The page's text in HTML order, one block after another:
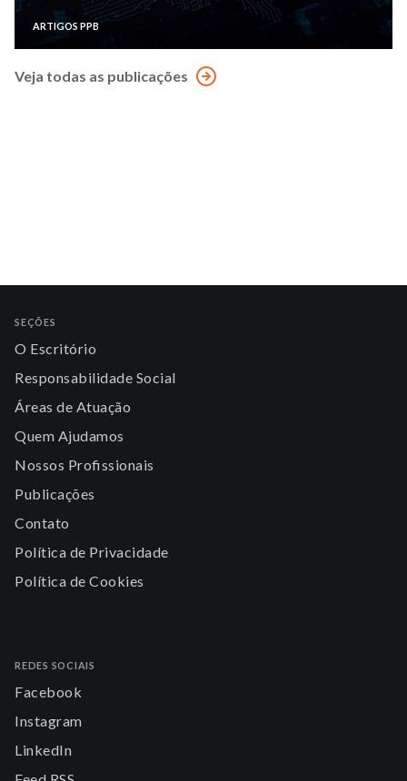
ARTIGOS PPB
Veja todas as publicações
SEÇÕES
O Escritório
Responsabilidade Social
Áreas de Atuação
Quem Ajudamos
Nossos Profissionais
Publicações
Contato
Política de Privacidade
Política de Cookies
REDES SOCIAIS
Facebook
Instagram
LinkedIn